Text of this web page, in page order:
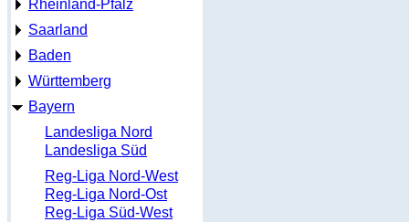
Rheinland-Pfalz
Saarland
Baden
Württemberg
Bayern
Landesliga Nord
Landesliga Süd
Reg-Liga Nord-West
Reg-Liga Nord-Ost
Reg-Liga Süd-West